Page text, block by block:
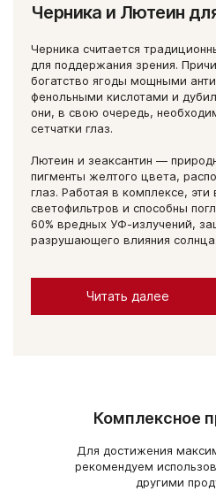
Черника и Лютеин
Черника считается
для поддержания зрения.
богатство ягоды мощными
фенольными кислотами и
они, в свою очередь,
сетчатки глаз.
Лютеин и зеаксантин —
пигменты желтого цвета,
глаз. Работая в комплексе,
светофильтров и способны
60% вредных УФ-излучений,
разрушающего влияния солнца.
Читать далее
Комплексное
Для достижения
рекомендуем
другими